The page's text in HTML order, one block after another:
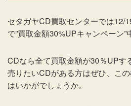
セタガヤCD買取センターでは12/
で”買取金額30%UPキャンペーン”
CDなら全て買取金額が30％UPす
売りたいCDがある方はぜひ、こ
はいかがでしょうか。